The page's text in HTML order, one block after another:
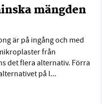
mängden
är på ingång och med
från
det flera alternativ. Förra
på I...